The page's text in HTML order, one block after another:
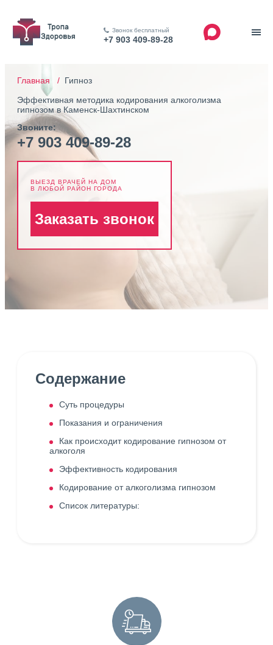
Звонок бесплатный
+7 903 409-89-28
Главная / Гипноз
Эффективная методика кодирования алкоголизма
гипнозом в Каменск-Шахтинском
Звоните:
+7 903 409-89-28
ВЫЕЗД ВРАЧЕЙ НА ДОМ
В ЛЮБОЙ РАЙОН ГОРОДА
Заказать звонок
Содержание
Суть процедуры
Показания и ограничения
Как происходит кодирование гипнозом от
алкоголя
Эффективность кодирования
Кодирование от алкоголизма гипнозом
Список литературы: